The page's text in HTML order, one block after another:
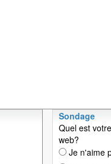
Sondage
Quel est
web?
Je n'aime